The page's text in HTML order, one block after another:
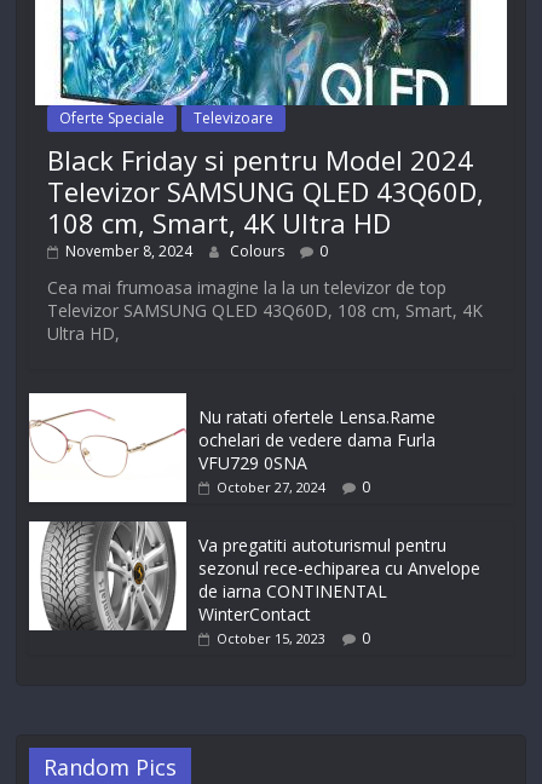
Oferte Speciale Televizoare
Black Friday si pentru Model 2024
Televizor SAMSUNG QLED 43Q60D,
108 cm, Smart, 4K Ultra HD
November 8, 2024 Colours 0
Cea mai frumoasa imagine la la un televizor de top
Televizor SAMSUNG QLED 43Q60D, 108 cm, Smart, 4K
Ultra HD,
Nu ratati ofertele Lensa.Rame
ochelari de vedere dama Furla
VFU729 0SNA
October 27, 2024 0
Va pregatiti autoturismul pentru
sezonul rece-echiparea cu Anvelope
de iarna CONTINENTAL
WinterContact
October 15, 2023 0
Random Pics